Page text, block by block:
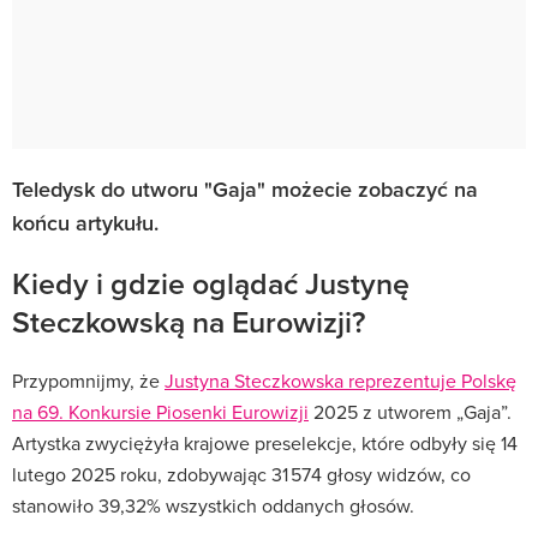
Teledysk do utworu "Gaja" możecie zobaczyć na
końcu artykułu.
Kiedy i gdzie oglądać Justynę
Steczkowską na Eurowizji?
Przypomnijmy, żeJustyna Steczkowska reprezentuje Polskę
na 69. Konkursie Piosenki Eurowizji 2025 z utworem „Gaja”.
Artystka zwyciężyła krajowe preselekcje, które odbyły się 14
lutego 2025 roku, zdobywając 31 574 głosy widzów, co
stanowiło 39,32% wszystkich oddanych głosów.